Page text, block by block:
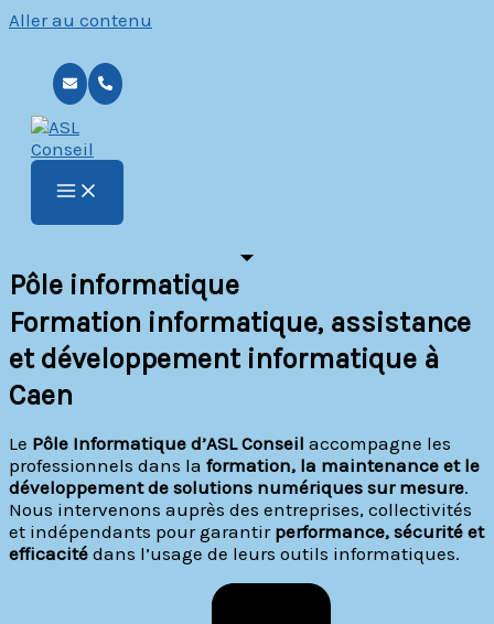
Aller au contenu
Pôle informatique
Formation informatique, assistance
et développement informatique à
Caen
Le Pôle Informatique d’ASL Conseil accompagne les
professionnels dans la formation, la maintenance et le
développement de solutions numériques sur mesure.
Nous intervenons auprès des entreprises, collectivités
et indépendants pour garantir performance, sécurité et
efficacité dans l’usage de leurs outils informatiques.